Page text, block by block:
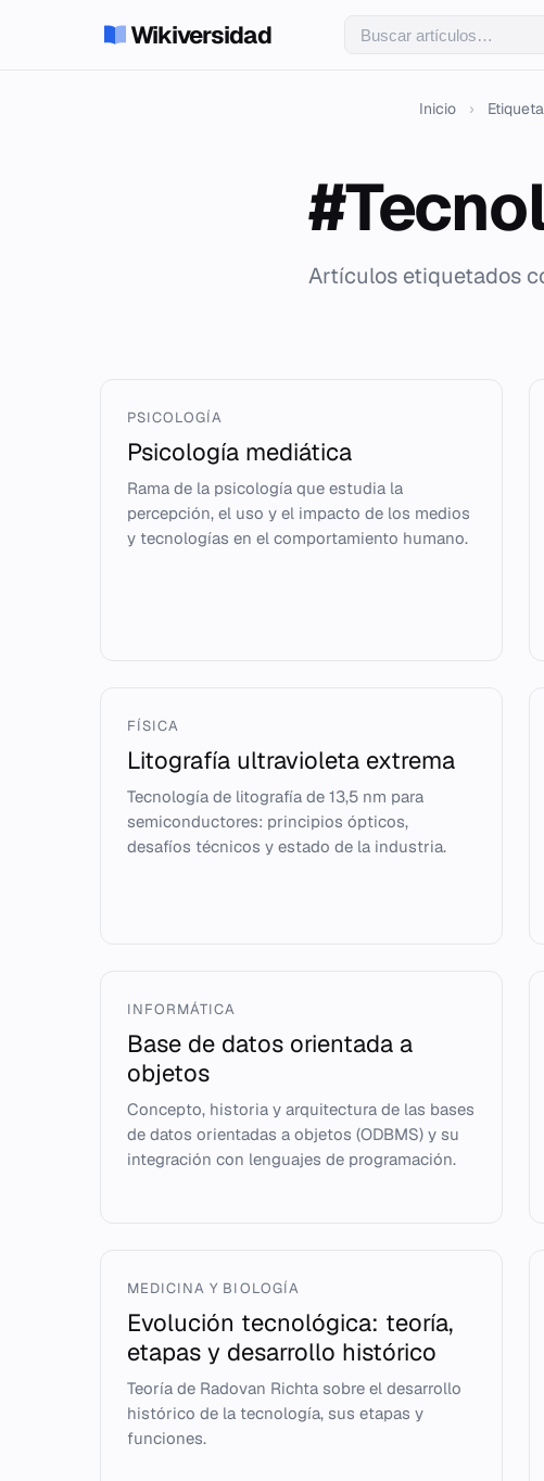
Wikiversidad
Inicio ›
Artículos etiquetados
PSICOLOGÍA
Psicología mediática
Rama de la psicología que estudia la
percepción, el uso y el impacto de los medios
y tecnologías en el comportamiento humano.
FÍSICA
Litografía ultravioleta extrema
Tecnología de litografía de 13,5 nm para
semiconductores: principios ópticos,
desafíos técnicos y estado de la industria.
INFORMÁTICA
Base de datos orientada a
objetos
Concepto, historia y arquitectura de las bases
de datos orientadas a objetos (ODBMS) y su
integración con lenguajes de programación.
MEDICINA Y BIOLOGÍA
Evolución tecnológica: teoría,
etapas y desarrollo histórico
Teoría de Radovan Richta sobre el desarrollo
histórico de la tecnología, sus etapas y
funciones.